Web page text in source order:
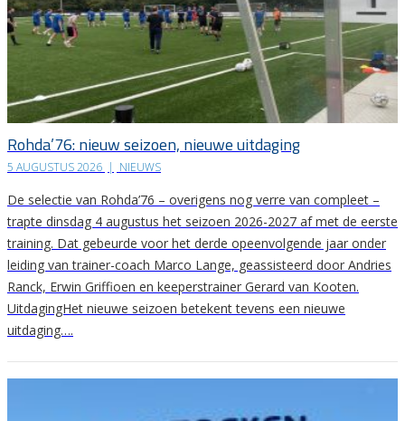
Rohda’76: nieuw seizoen, nieuwe uitdaging
5 AUGUSTUS 2026 | NIEUWS
De selectie van Rohda’76 – overigens nog verre van compleet –
trapte dinsdag 4 augustus het seizoen 2026-2027 af met de eerste
training. Dat gebeurde voor het derde opeenvolgende jaar onder
leiding van trainer-coach Marco Lange, geassisteerd door Andries
Ranck, Erwin Griffioen en keeperstrainer Gerard van Kooten.
UitdagingHet nieuwe seizoen betekent tevens een nieuwe
uitdaging….